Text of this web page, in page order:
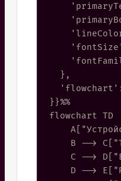
  },
}}%%
flowchart TD
B -->
C -->
D -->